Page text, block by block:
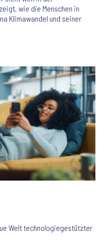
wie die Menschen in
Klimawandel und seiner
Welt technologiegestützter